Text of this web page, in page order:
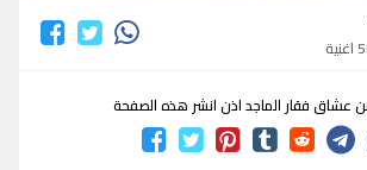
عشاق فقار الماجد اذن انشر هذه الصفحة